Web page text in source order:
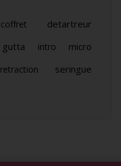
coffret detartreur
gutta intro
micro
retraction
seringue